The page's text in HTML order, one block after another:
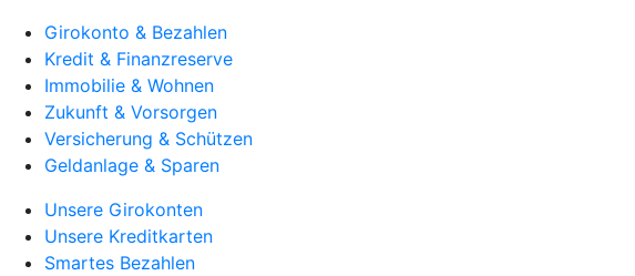
Girokonto & Bezahlen
Kredit & Finanzreserve
Immobilie & Wohnen
Zukunft & Vorsorgen
Versicherung & Schützen
Geldanlage & Sparen
Unsere Girokonten
Unsere Kreditkarten
Smartes Bezahlen